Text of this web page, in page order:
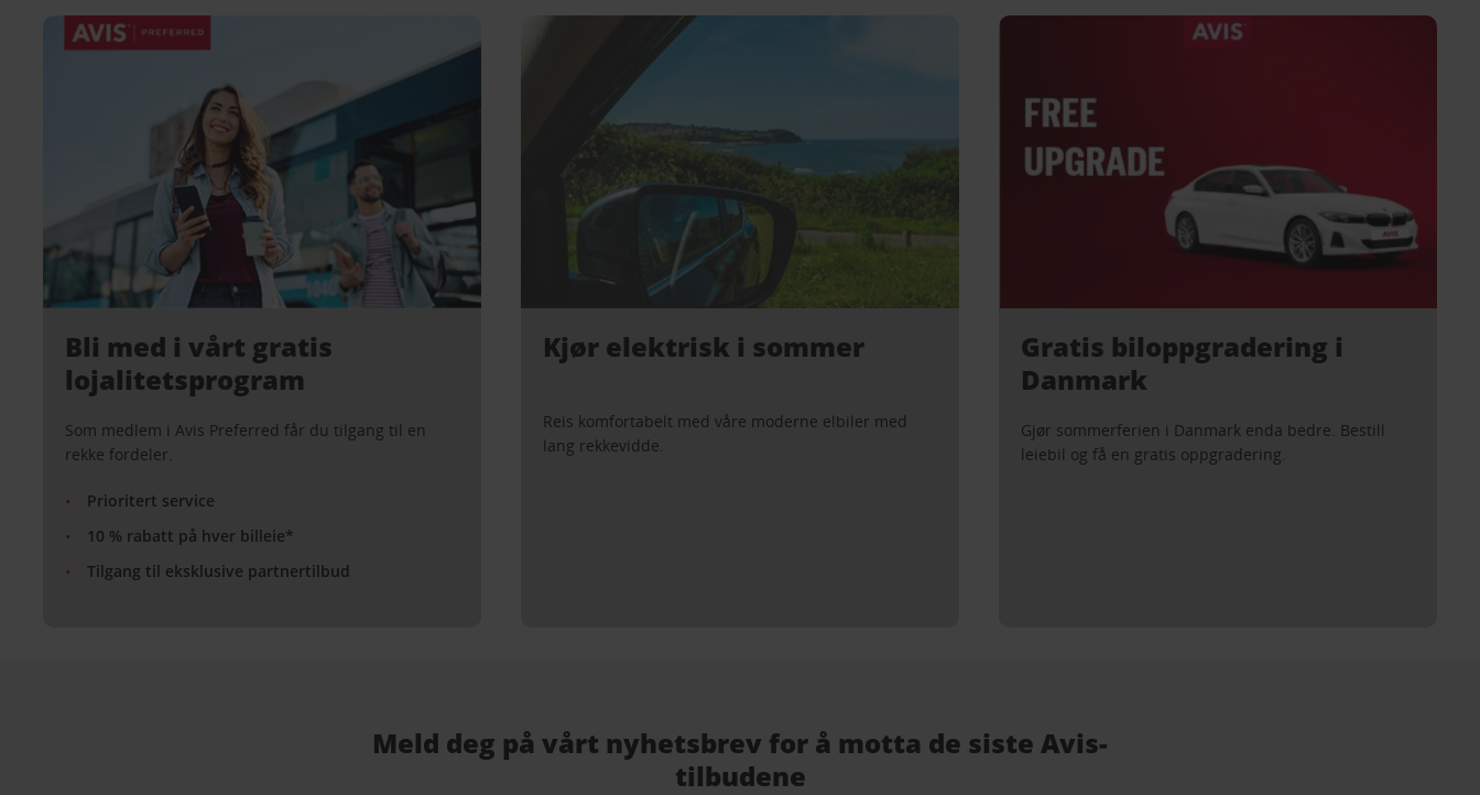
Bli med i vårt gratis
lojalitetsprogram
Som medlem i Avis Preferred får du tilgang til en
rekke fordeler.
Prioritert service
10 % rabatt på hver billeie*
Tilgang til eksklusive partnertilbud
Kjør elektrisk i sommer
Reis komfortabelt med våre moderne elbiler med
lang rekkevidde.
Gratis biloppgradering i
Danmark
Gjør sommerferien i Danmark enda bedre. Bestill
leiebil og få en gratis oppgradering.
Meld deg på vårt nyhetsbrev for å motta de siste Avis-
tilbudene